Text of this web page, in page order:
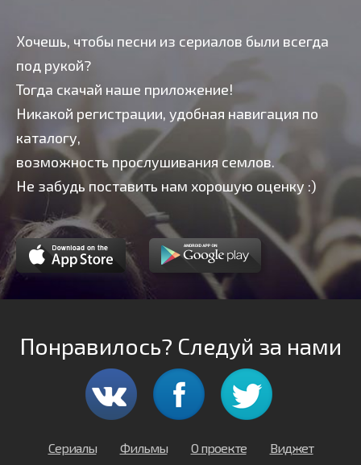
Хочешь, чтобы песни из сериалов были всегда
под рукой?
Тогда скачай наше приложение!
Никакой регистрации, удобная навигация по
каталогу,
возможность прослушивания семлов.
Не забудь поставить нам хорошую оценку :)
Понравилось? Следуй за нами
Сериалы Фильмы О проекте
Виджет